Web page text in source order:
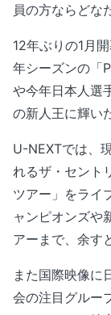
員の方ならどな
12年ぶりの1月
年シーズンの「
や今年日本人選
の新人王に輝い
U-NEXTでは、
れるザ・セント
ツアー」をライ
ャンピオンズや
アーまで、余す
また国際映像に
会の注目グルー